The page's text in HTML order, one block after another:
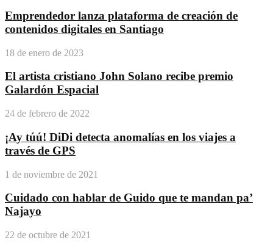
Emprendedor lanza plataforma de creación de
contenidos digitales en Santiago
18 de enero de 2023
El artista cristiano John Solano recibe premio
Galardón Espacial
24 de febrero de 2022
¡Ay túú! DiDi detecta anomalías en los viajes a
través de GPS
1 de noviembre de 2021
Cuidado con hablar de Guido que te mandan pa’
Najayo
22 de octubre de 2021